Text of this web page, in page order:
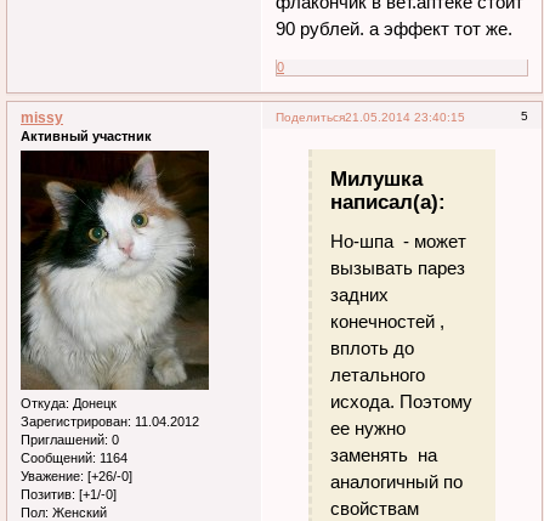
90 рублей. а эффект тот же.
0
Поделиться 5
21.05.2014 23:40:15
missy
Активный участник
Откуда: Донецк
Зарегистрирован: 11.04.2012
Приглашений: 0
Сообщений: 1164
Уважение: [+26/-0]
Позитив: [+1/-0]
Пол: Женский
Милушка
написал(а):
Но-шпа - может
вызывать парез
задних
конечностей ,
вплоть до
летального
исхода. Поэтому
ее нужно
заменять на
аналогичный по
свойствам